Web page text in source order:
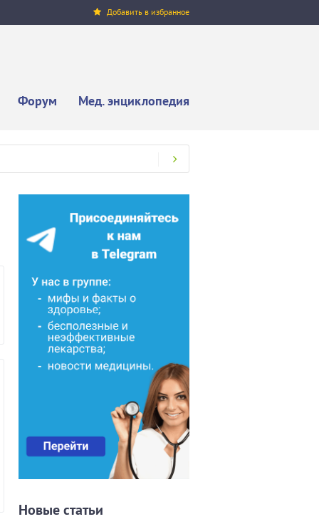
Добавить в избранное
Форум Мед. энциклопедия
Новые статьи